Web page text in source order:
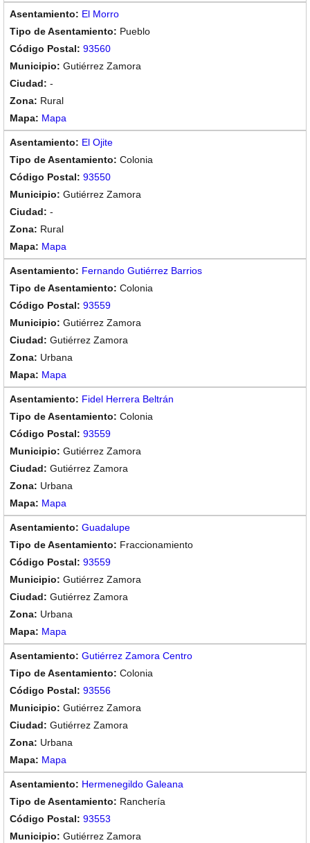
El Morro
Pueblo
93560
Gutiérrez Zamora
-
Rural
Mapa
El Ojite
Colonia
93550
Gutiérrez Zamora
-
Rural
Mapa
Fernando Gutiérrez Barrios
Colonia
93559
Gutiérrez Zamora
Gutiérrez Zamora
Urbana
Mapa
Fidel Herrera Beltrán
Colonia
93559
Gutiérrez Zamora
Gutiérrez Zamora
Urbana
Mapa
Guadalupe
Fraccionamiento
93559
Gutiérrez Zamora
Gutiérrez Zamora
Urbana
Mapa
Gutiérrez Zamora Centro
Colonia
93556
Gutiérrez Zamora
Gutiérrez Zamora
Urbana
Mapa
Hermenegildo Galeana
Ranchería
93553
Gutiérrez Zamora